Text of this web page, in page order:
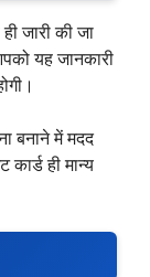
जारी की जा
यह जानकारी
बनाने में मदद
ही मान्य